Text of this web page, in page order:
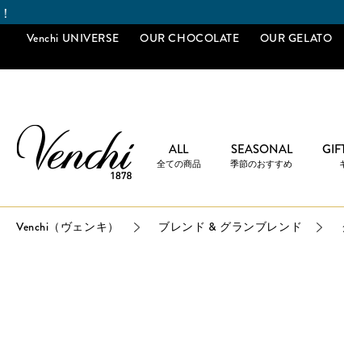
Venchi UNIVERSE OUR CHOCOLATE OUR GELATO
ALL
全ての商品
SEASONAL
季節のおすすめ
Venchi（ヴェンキ） ブレンド & グランブレンド